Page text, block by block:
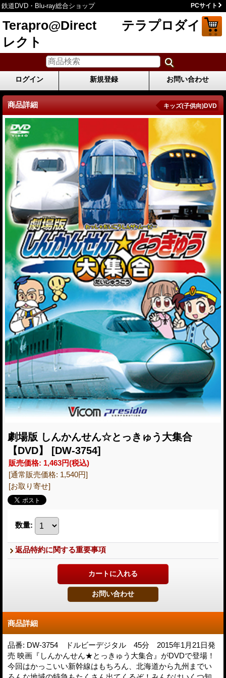
鉄道DVD・Blu-ray総合ショップ PCサイト
Terapro@Direct テラプロダイ
レクト
ログイン 新規登録 お問い合わせ
商品詳細 キッズ(子供向)DVD
劇場版 しんかんせん☆とっきゅう大集合
【DVD】
[DW-3754]
販売価格: 1,463円(税込)
[通常販売価格: 1,540円]
[お取り寄せ]
数量:
返品特約に関する重要事項
商品詳細
品番: DW-3754 ドルビーデジタル 45分 2015年1月21日発
売 映画『しんかんせん★とっきゅう大集合』がDVDで登場！
今回はかっこいい新幹線はもちろん、北海道から九州までい